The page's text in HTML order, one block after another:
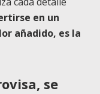
en un
añadido, es la
se